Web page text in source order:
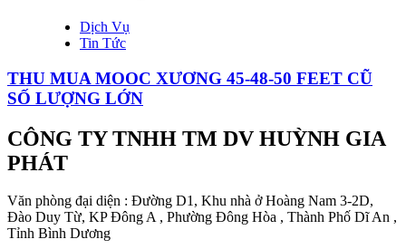
Dịch Vụ
Tin Tức
THU MUA MOOC XƯƠNG 45-48-50 FEET CŨ
SỐ LƯỢNG LỚN
CÔNG TY TNHH TM DV HUỲNH GIA
PHÁT
Văn phòng đại diện : Đường D1, Khu nhà ở Hoàng Nam 3-2D,
Đào Duy Từ, KP Đông A , Phường Đông Hòa , Thành Phố Dĩ An ,
Tỉnh Bình Dương